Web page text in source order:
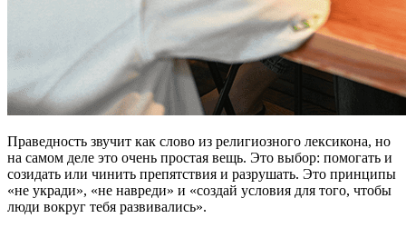
Праведность звучит как слово из религиозного лексикона, но
на самом деле это очень простая вещь. Это выбор: помогать и
созидать или чинить препятствия и разрушать. Это принципы
«не укради», «не навреди» и «создай условия для того, чтобы
люди вокруг тебя развивались».